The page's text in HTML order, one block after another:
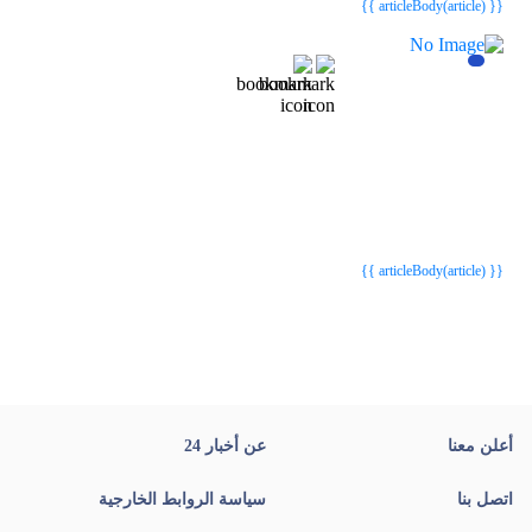
{{ articleBody(article) }}
{{ articleBody(article) }}
أعلن معنا عن أخبار 24
اتصل بنا سياسة الروابط الخارجية